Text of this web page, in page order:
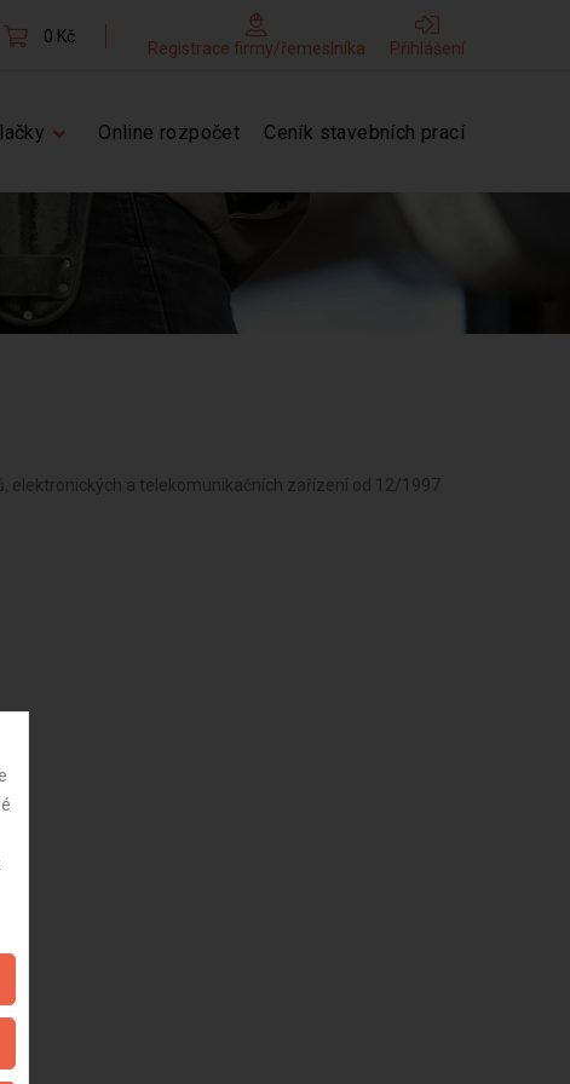
0 Kč
Registrace firmy/řemeslníka Přihlášení
Online rozpočet Ceník stavebních prací
elektronických a telekomunikačních zařízení od 12/1997